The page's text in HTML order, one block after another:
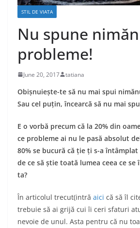
STIL DE VIATA
Nu spune
probleme!
June 20, 2017 tatiana
Obișnuiește-te să nu mai spui
Sau cel puțin, încearcă să nu mai
E o vorbă precum că la 20% din
ce probleme ai nu le pasă absolut
80% se bucură că ție ți s-a întâmplat
de ce să știe toată lumea ceea ce
ta?
În articolul trecut(intră aici că să îl
trebuie să ai grijă cui îi ceri sfaturi
nevoie de unul. Asta pentru că nu